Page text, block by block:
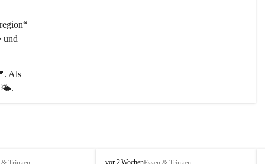
und
. Als
vor 2 Wochen